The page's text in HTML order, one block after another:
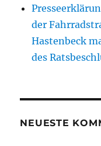
der
Hastenbeck
des
NEUESTE